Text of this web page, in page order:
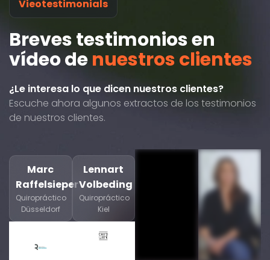
Vieotestimonials
Breves testimonios en
vídeo denuestros clientes
¿Le interesa lo que dicen nuestros clientes?
Escuche ahora algunos extractos de los testimonios
de nuestros clientes.
Marc
Raffelsieper
Quiropráctico
Düsseldorf
Lennart
Volbeding
Quiropráctico
Kiel